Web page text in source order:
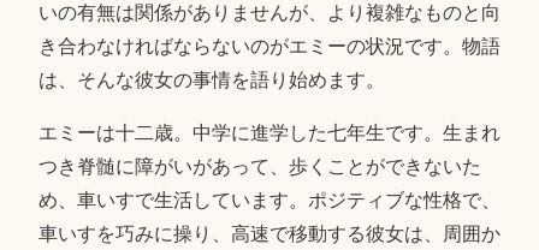
いの有無は関係がありませんが、より複雑なものと向
き合わなければならないのがエミーの状況です。物語
は、そんな彼女の事情を語り始めます。
エミーは十二歳。中学に進学した七年生です。生まれ
つき脊髄に障がいがあって、歩くことができないた
め、車いすで生活しています。ポジティブな性格で、
車いすを巧みに操り、高速で移動する彼女は、周囲か